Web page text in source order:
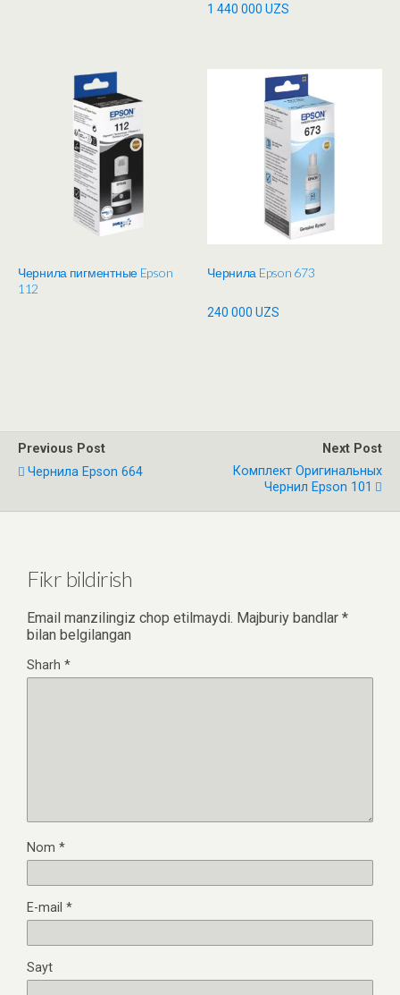
1 440 000UZS
Чернила пигментные Epson
112
Чернила Epson 673
240 000UZS
Previous Post
Чернила Epson 664
Next Post
Комплект Оригинальных
Чернил Epson 101
Fikr bildirish
Email manzilingiz chop etilmaydi. Majburiy bandlar *
bilan belgilangan
Sharh *
Nom *
E-mail *
Sayt